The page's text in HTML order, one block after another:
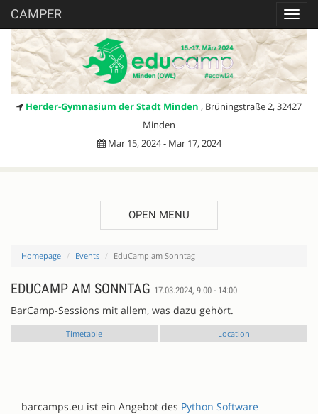
CAMPER
Herder-Gymnasium der Stadt Minden , Brüningstraße 2, 32427
Minden
Mar 15, 2024 - Mar 17, 2024
OPEN MENU
Homepage Events EduCamp am Sonntag
EDUCAMP AM SONNTAG 17.03.2024, 9:00 - 14:00
BarCamp-Sessions mit allem, was dazu gehört.
Timetable Location
barcamps.eu ist ein Angebot des Python Software